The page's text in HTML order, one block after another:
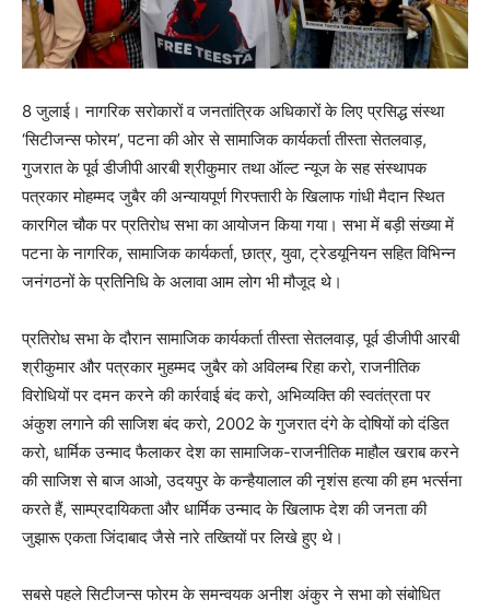
8 जुलाई। नागरिक सरोकारों व जनतांत्रिक अधिकारों के लिए प्रसिद्ध संस्था
‘सिटीजन्स फोरम’, पटना की ओर से सामाजिक कार्यकर्ता तीस्ता सेतलवाड़,
गुजरात के पूर्व डीजीपी आरबी श्रीकुमार तथा ऑल्ट न्यूज के सह संस्थापक
पत्रकार मोहम्मद जुबैर की अन्यायपूर्ण गिरफ्तारी के खिलाफ गांधी मैदान स्थित
कारगिल चौक पर प्रतिरोध सभा का आयोजन किया गया। सभा में बड़ी संख्या में
पटना के नागरिक, सामाजिक कार्यकर्ता, छात्र, युवा, ट्रेडयूनियन सहित विभिन्न
जनंगठनों के प्रतिनिधि के अलावा आम लोग भी मौजूद थे।
प्रतिरोध सभा के दौरान सामाजिक कार्यकर्ता तीस्ता सेतलवाड़, पूर्व डीजीपी आरबी
श्रीकुमार और पत्रकार मुहम्मद जुबैर को अविलम्ब रिहा करो, राजनीतिक
विरोधियों पर दमन करने की कार्रवाई बंद करो, अभिव्यक्ति की स्वतंत्रता पर
अंकुश लगाने की साजिश बंद करो, 2002 के गुजरात दंगे के दोषियों को दंडित
करो, धार्मिक उन्माद फैलाकर देश का सामाजिक-राजनीतिक माहौल खराब करने
की साजिश से बाज आओ, उदयपुर के कन्हैयालाल की नृशंस हत्या की हम भर्त्सना
करते हैं, साम्प्रदायिकता और धार्मिक उन्माद के खिलाफ देश की जनता की
जुझारू एकता जिंदाबाद जैसे नारे तख्तियों पर लिखे हुए थे।
सबसे पहले सिटीजन्स फोरम के समन्वयक अनीश अंकुर ने सभा को संबोधित